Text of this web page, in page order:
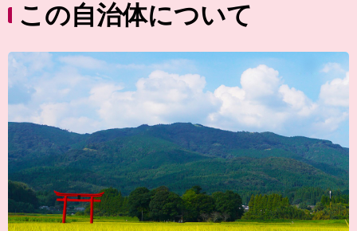
この自治体について